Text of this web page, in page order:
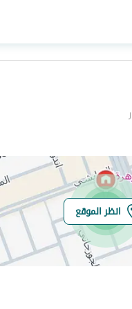
عدد الغرف
هل يوجد اي التزام
على العقار ؟
مطابقة لكود البناء
انظر الموقع